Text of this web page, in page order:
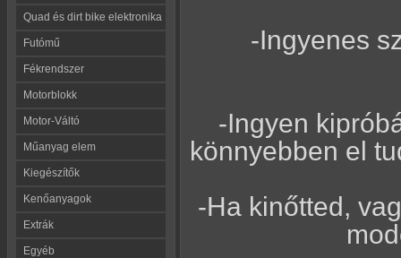
Quad és dirt bike elektronika
Futómű
Fékrendszer
Motorblokk
Motor-Váltó
Műanyag elem
Kiegészítők
Kenőanyagok
Extrák
Egyéb
-Ingyenes
-Ingyen
könnyebben el
-Ha kinőtted,